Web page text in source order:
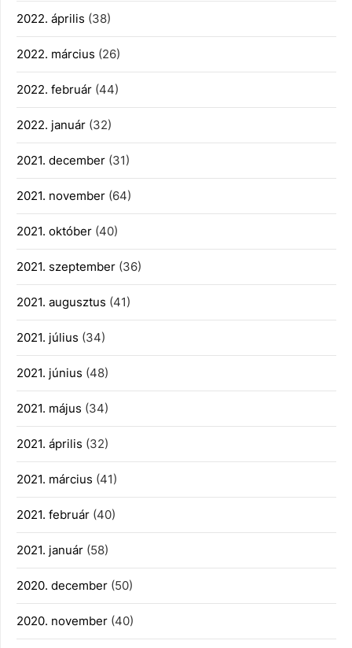
2022. április (38)
2022. március (26)
2022. február (44)
2022. január (32)
2021. december (31)
2021. november (64)
2021. október (40)
2021. szeptember (36)
2021. augusztus (41)
2021. július (34)
2021. június (48)
2021. május (34)
2021. április (32)
2021. március (41)
2021. február (40)
2021. január (58)
2020. december (50)
2020. november (40)